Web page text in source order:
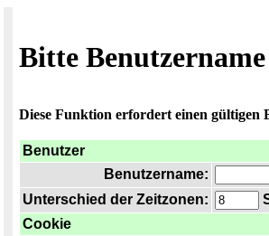
Bitte
Diese Funktion erfordert einen gültigen
Benutzer
Benutzername:
Unterschied der Zeitzonen:
Cookie